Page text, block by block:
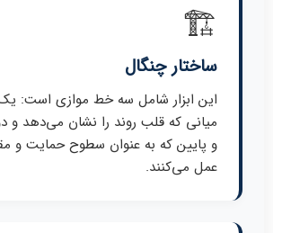
🏗️
ساختار چنگال
این ابزار شامل سه خط موازی است:
میانی که قلب روند را نشان می‌دهد و
و پایین که به عنوان سطوح حمایت و
عمل می‌کنند.